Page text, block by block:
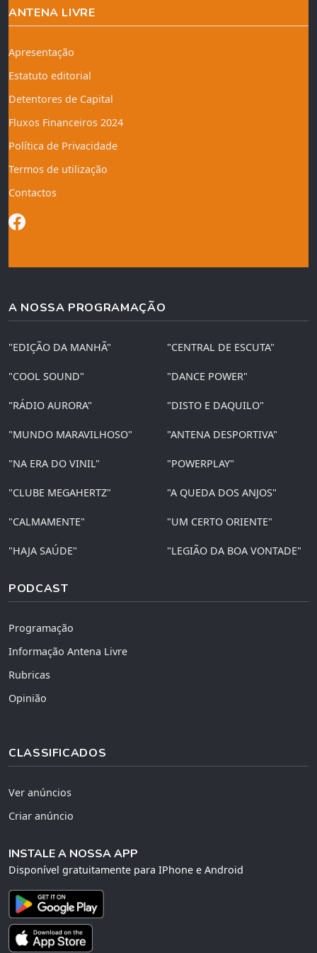
ANTENA LIVRE
Apresentação
Estatuto editorial
Detentores de Capital
Fluxos Financeiros 2024
Política de Privacidade
Termos de utilização
Contactos
A NOSSA PROGRAMAÇÃO
"EDIÇÃO DA MANHÃ" "CENTRAL DE ESCUTA"
"COOL SOUND" "DANCE POWER"
"RÁDIO AURORA" "DISTO E DAQUILO"
"MUNDO MARAVILHOSO" "ANTENA DESPORTIVA"
"NA ERA DO VINIL" "POWERPLAY"
"CLUBE MEGAHERTZ" "A QUEDA DOS ANJOS"
"CALMAMENTE" "UM CERTO ORIENTE"
"HAJA SAÚDE" "LEGIÃO DA BOA VONTADE"
PODCAST
Programação
Informação Antena Livre
Rubricas
Opinião
CLASSIFICADOS
Ver anúncios
Criar anúncio
INSTALE A NOSSA APP
Disponível gratuitamente para IPhone e Android